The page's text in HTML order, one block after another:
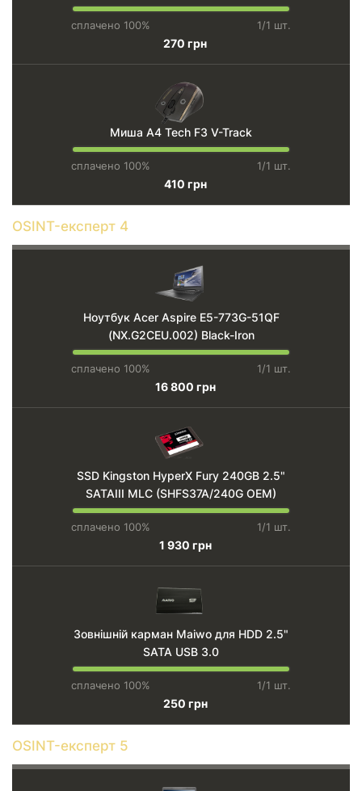
сплачено 100% 1/1 шт.
270 грн
Миша A4 Tech F3 V-Track
сплачено 100% 1/1 шт.
410 грн
OSINT-експерт 4
Ноутбук Acer Aspire E5-773G-51QF
(NX.G2CEU.002) Black-Iron
сплачено 100% 1/1 шт.
16 800 грн
SSD Kingston HyperX Fury 240GB 2.5"
SATAIII MLC (SHFS37A/240G OEM)
сплачено 100% 1/1 шт.
1 930 грн
Зовнішній карман Maiwo для HDD 2.5"
SATA USB 3.0
сплачено 100% 1/1 шт.
250 грн
OSINT-експерт 5